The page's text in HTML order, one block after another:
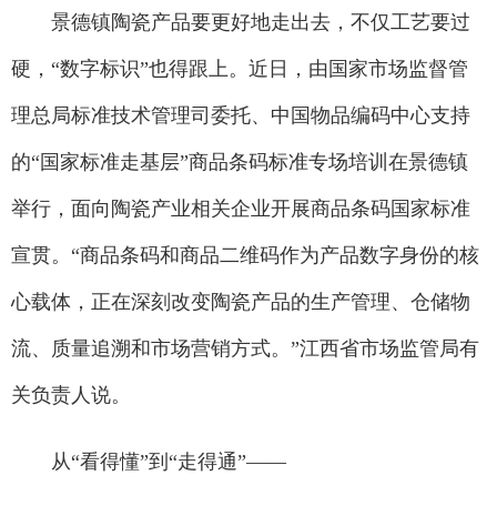
景德镇陶瓷产品要更好地走出去，不仅工艺要过
硬，“数字标识”也得跟上。近日，由国家市场监督管
理总局标准技术管理司委托、中国物品编码中心支持
的“国家标准走基层”商品条码标准专场培训在景德镇
举行，面向陶瓷产业相关企业开展商品条码国家标准
宣贯。“商品条码和商品二维码作为产品数字身份的核
心载体，正在深刻改变陶瓷产品的生产管理、仓储物
流、质量追溯和市场营销方式。”江西省市场监管局有
关负责人说。
从“看得懂”到“走得通”——